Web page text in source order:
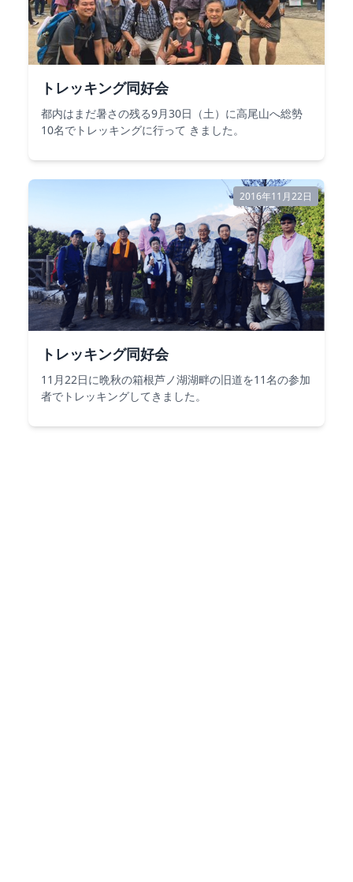
トレッキング同好会
都内はまだ暑さの残る9月30日（土）に高尾山へ総勢
10名でトレッキングに行って きました。
2016年11月22日
トレッキング同好会
11月22日に晩秋の箱根芦ノ湖湖畔の旧道を11名の参加
者でトレッキングしてきました。